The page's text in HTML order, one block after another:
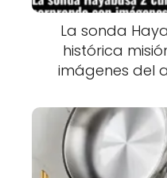
La sonda
histórica
imágenes del